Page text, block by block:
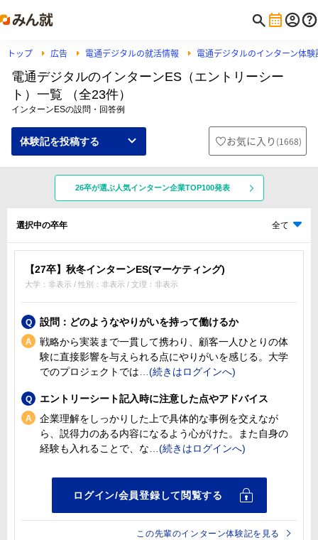
トップ 広告 電通デジタルの就活情報 電通デジタルのインターン体験
電通デジタルのインターンES（エントリーシー
ト）一覧 （全23件）
インターンESの設問・回答例
体験記を投稿する お気に入り (1668)
26卒が選ぶ人気インターン企業TOP100発表
選択中の卒年 全て
【27卒】秋冬インターンES(マーケティング)
大学：非表示 / 性別：非表示 / 文理：非表示
設問：どのようなやりがいを持って働けるか
戦略から実装まで一貫して携わり、顧客一人ひとりの体
験に直接影響を与えられる点にやりがいを感じる。大学
でのプロジェクトでは
エントリーシート記入時に注意した点やアドバイス
企業理解をしっかりした上で具体的な事例を交えなが
ら、説得力のある内容になるよう心がけた。また自身の
経験も入れることで、な
この先輩のインターン体験記を見る